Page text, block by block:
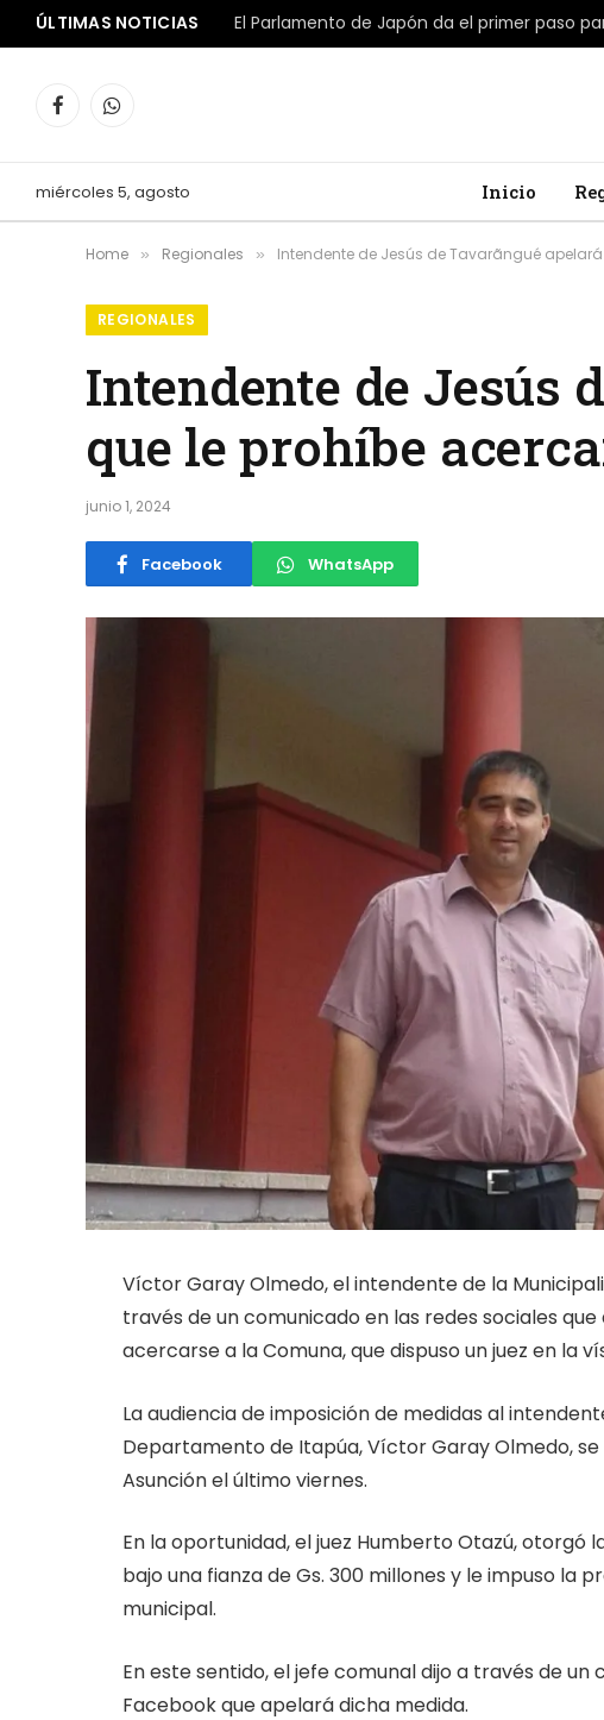
ÚLTIMAS NOTICIAS
FacebookWhatsApp
miércoles 5, agosto Inicio
Home » Regionales » Intendente de Jesús de Tavarãngué
REGIONALES
Intendente de Jesús
que le prohíbe
junio 1, 2024
Facebook WhatsApp
Víctor Garay Olmedo, el intendente de la
través de un comunicado en las redes sociales
acercarse a la Comuna, que dispuso un juez en la
La audiencia de imposición de medidas al
Departamento de Itapúa, Víctor Garay Olmedo,
Asunción el último viernes.
En la oportunidad, el juez Humberto Otazú,
bajo una fianza de Gs. 300 millones y le impuso la
municipal.
En este sentido, el jefe comunal dijo a través de
Facebook que apelará dicha medida.